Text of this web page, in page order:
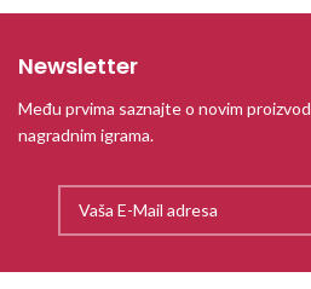
Newsletter
Među prvima saznajte o novim
nagradnim igrama.